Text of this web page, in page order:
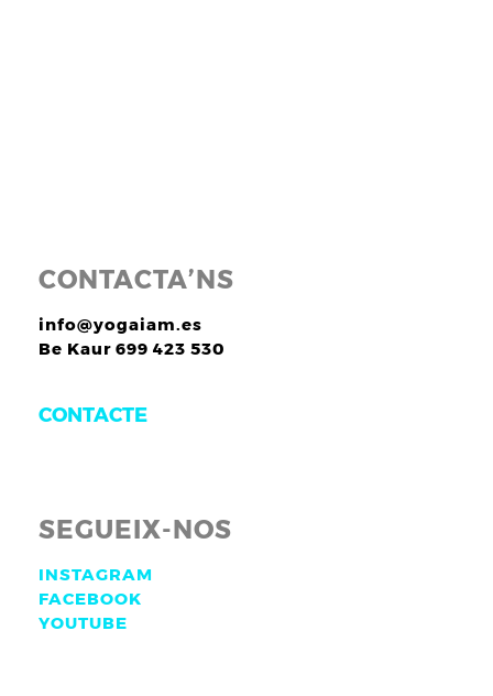
CONTACTA’NS
info@yogaiam.es
Be Kaur 699 423 530
CONTACTE
SEGUEIX-NOS
INSTAGRAM
FACEBOOK
YOUTUBE